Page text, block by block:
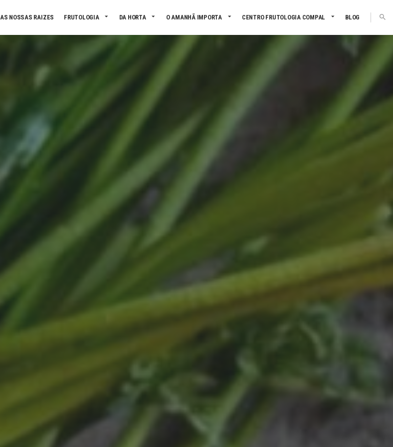
AS NOSSAS RAIZES FRUTOLOGIA DA HORTA O AMANHÃ IMPORTA CENTRO FRUTOLOGIA COMPAL BLOG